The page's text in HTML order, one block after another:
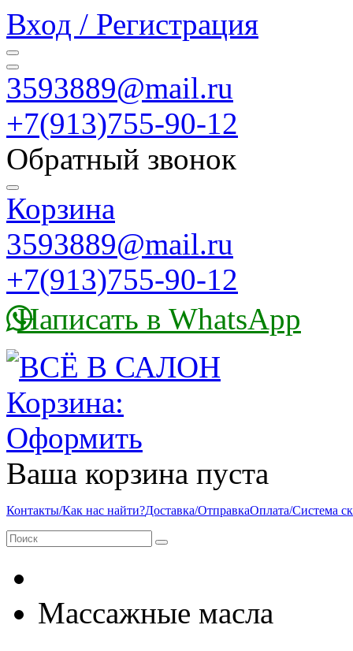
Вход / Регистрация
3593889@mail.ru
+7(913)755-90-12
Обратный звонок
Корзина
3593889@mail.ru
+7(913)755-90-12
Написать в WhatsApp
Корзина:
Оформить
Ваша корзина пуста
Контакты/Как нас найти?Доставка/ОтправкаОплата/Система
Массажные масла